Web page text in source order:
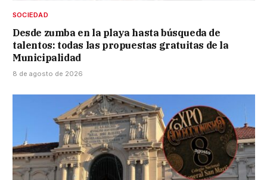
SOCIEDAD
Desde zumba en la playa hasta búsqueda de
talentos: todas las propuestas gratuitas de la
Municipalidad
8 de agosto de 2026